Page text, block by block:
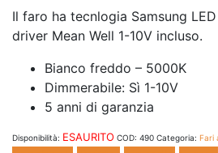
Il faro ha tecnlogia Samsung
driver Mean Well 1-10V incluso.
Bianco freddo – 5000K
Dimmerabile: Sì 1-10V
5 anni di garanzia
Disponibilità: ESAURITO COD: 490 Categoria: Fari